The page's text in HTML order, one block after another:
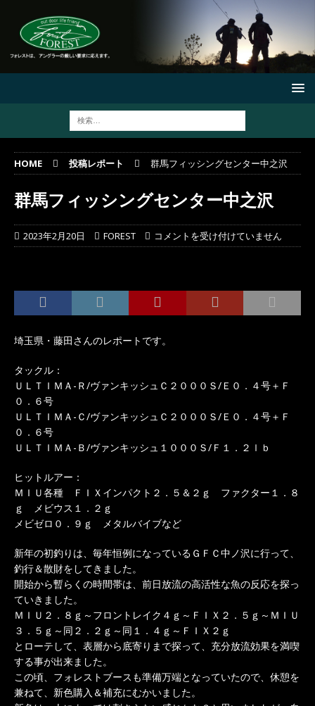
HOME 投稿レポート 群馬フィッシングセンター中之沢
群馬フィッシングセンター中之沢
2023年2月20日 FOREST コメントを受け付けていません
埼玉県・藤田さんのレポートです。
タックル：
ＵＬＴＩＭＡ-Ｒ/ヴァンキッシュＣ２０００Ｓ/Ｅ０．４号＋Ｆ
０．６号
ＵＬＴＩＭＡ-Ｃ/ヴァンキッシュＣ２０００Ｓ/Ｅ０．４号＋Ｆ
０．６号
ＵＬＴＩＭＡ-Ｂ/ヴァンキッシュ１０００Ｓ/Ｆ１．２ｌｂ
ヒットルアー：
ＭＩＵ各種 ＦＩＸインパクト２．５＆２ｇ ファクター１．８
ｇ メビウス１．２ｇ
メビゼロ０．９ｇ メタルバイブなど
新年の初釣りは、毎年恒例になっているＧＦＣ中ノ沢に行って、
釣行＆散財をしてきました。
開始から暫らくの時間帯は、前日放流の高活性な魚の反応を探っ
ていきました。
ＭＩＵ２．８ｇ～フロントレイク４ｇ～ＦＩＸ２．５ｇ～ＭＩＵ
３．５ｇ～同２．２ｇ～同１．４ｇ～ＦＩＸ２ｇ
とローテして、表層から底寄りまで探って、充分放流効果を満喫
する事が出来ました。
この頃、フォレストブースも準備万端となっていたので、休憩を
兼ねて、新色購入＆補充にむかいました。